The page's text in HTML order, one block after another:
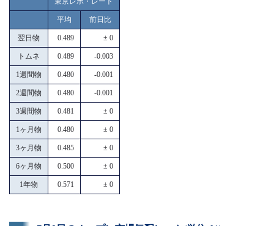
平均 前日比
翌日物 0.489 ± 0
トムネ 0.489 -0.003
1週間物 0.480 -0.001
2週間物 0.480 -0.001
3週間物 0.481 ± 0
1ヶ月物 0.480 ± 0
3ヶ月物 0.485 ± 0
6ヶ月物 0.500 ± 0
1年物 0.571 ± 0